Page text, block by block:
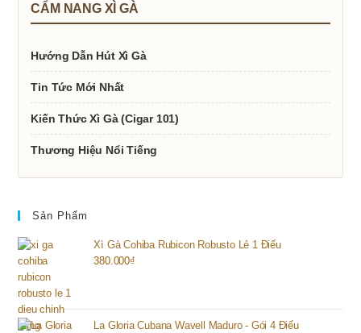
CẨM NANG XÌ GÀ
Hướng Dẫn Hút Xì Gà
Tin Tức Mới Nhất
Kiến Thức Xì Gà (Cigar 101)
Thương Hiệu Nổi Tiếng
Sản Phẩm
Xì Gà Cohiba Rubicon Robusto Lẻ 1 Điếu
380.000₫
La Gloria Cubana Wavell Maduro - Gói 4 Điếu